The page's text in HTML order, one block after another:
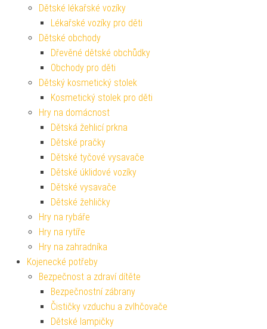
Dětské lékařské vozíky
Lékařské vozíky pro děti
Dětské obchody
Dřevěné dětské obchůdky
Obchody pro děti
Dětský kosmetický stolek
Kosmetický stolek pro děti
Hry na domácnost
Dětská žehlicí prkna
Dětské pračky
Dětské tyčové vysavače
Dětské úklidové vozíky
Dětské vysavače
Dětské žehličky
Hry na rybáře
Hry na rytíře
Hry na zahradníka
Kojenecké potřeby
Bezpečnost a zdraví dítěte
Bezpečnostní zábrany
Čističky vzduchu a zvlhčovače
Dětské lampičky